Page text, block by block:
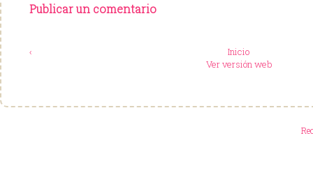
Publicar un comentario
‹
Inicio
Ver versión web